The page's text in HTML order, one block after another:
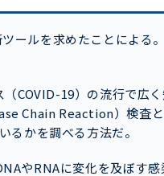
ールを求めたことによる
COVID-19）の流行で広く
Chain Reaction）検査
るかを調べる方法だ。
やRNAに変化を及ぼす